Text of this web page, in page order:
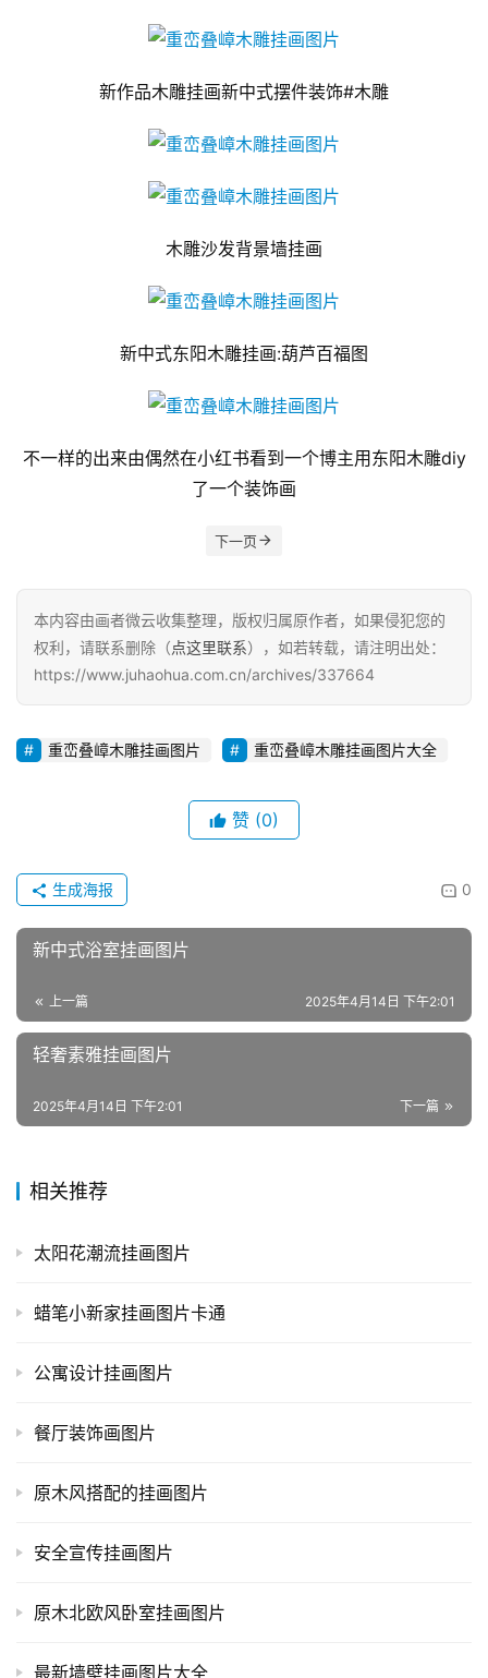
新作品木雕挂画新中式摆件装饰#木雕
木雕沙发背景墙挂画
新中式东阳木雕挂画:葫芦百福图
不一样的出来由偶然在小红书看到一个博主用东阳木雕diy
了一个装饰画
下一页
本内容由画者微云收集整理，版权归属原作者，如果侵犯您的
权利，请联系删除（点这里联系），如若转载，请注明出处：
https://www.juhaohua.com.cn/archives/337664
重峦叠嶂木雕挂画图片 重峦叠嶂木雕挂画图片大全
赞 (0)
0
生成海报
新中式浴室挂画图片
上一篇 2025年4月14日 下午2:01
轻奢素雅挂画图片
下一篇
2025年4月14日 下午2:01
相关推荐
太阳花潮流挂画图片
蜡笔小新家挂画图片卡通
公寓设计挂画图片
餐厅装饰画图片
原木风搭配的挂画图片
安全宣传挂画图片
原木北欧风卧室挂画图片
最新墙壁挂画图片大全